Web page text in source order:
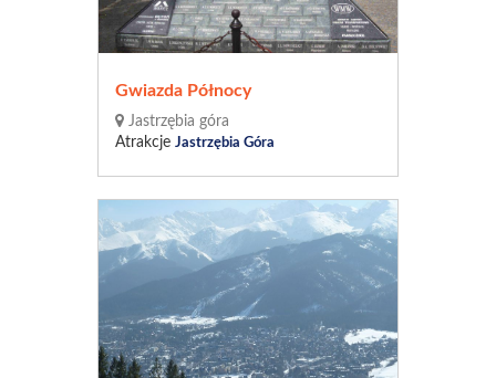
Gwiazda Północy
Jastrzębia góra
Atrakcje Jastrzębia Góra